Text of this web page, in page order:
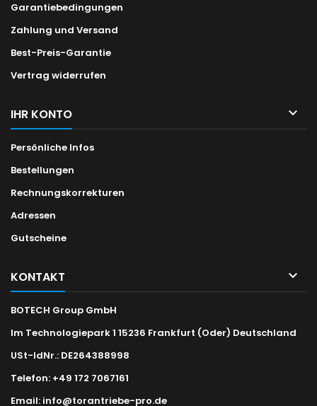
Garantiebedingungen
Zahlung und Versand
Best-Preis-Garantie
Vertrag widerrufen
IHR KONTO 
Persönliche Infos
Bestellungen
Rechnungskorrekturen
Adressen
Gutscheine
KONTAKT 
BOTECH Group GmbH
Im Technologiepark 1 15236 Frankfurt (Oder) Deutschland
USt-IdNr.: DE264388998
Telefon: +49 172 7067161
Email: info@torantriebe-pro.de